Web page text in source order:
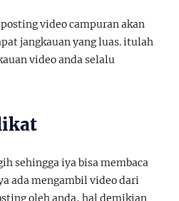
video campuran akan
jangkauan yang luas. itulah
video anda selalu
sehingga iya bisa membaca
ada mengambil video dari
oleh anda, hal demikian